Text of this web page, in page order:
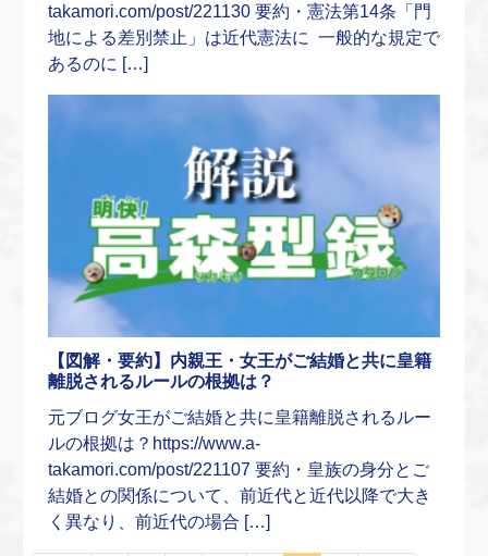
takamori.com/post/221130 要約・憲法第14条「門
地による差別禁止」は近代憲法に 一般的な規定で
あるのに […]
【図解・要約】内親王・女王がご結婚と共に皇籍
離脱されるルールの根拠は？
元ブログ女王がご結婚と共に皇籍離脱されるルー
ルの根拠は？https://www.a-
takamori.com/post/221107 要約・皇族の身分とご
結婚との関係について、前近代と近代以降で大き
く異なり、前近代の場合 […]